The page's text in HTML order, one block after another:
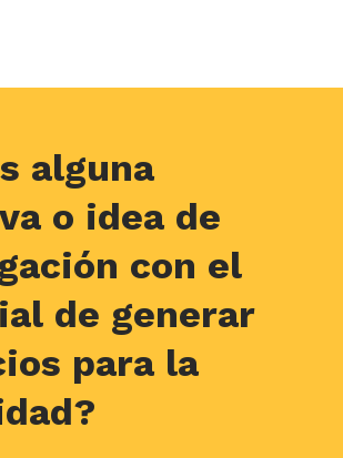
alguna
o idea de
con el
de generar
para la